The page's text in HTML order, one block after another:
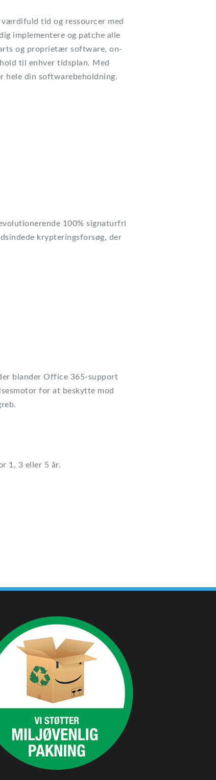
tid og ressourcer med
implementere og patche alle
og proprietær software, on-
til enhver tidsplan. Med
hele din softwarebeholdning.
100% signaturfri
krypteringsforsøg, der
blander Office 365-support
for at beskytte mod
1, 3 eller 5 år.